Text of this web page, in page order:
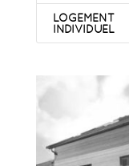
LOGEMENT
INDIVIDUEL